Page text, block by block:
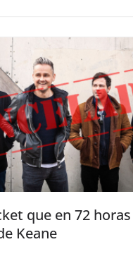
que en 72
Keane